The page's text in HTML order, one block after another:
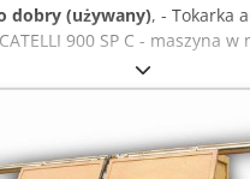
dobry (używany), - Tokarka
900 SP C - maszyna
- produkcji
- długość toczenia max.
200 mm - wymiar elementu
max. 110 x 110 mm - moc
silnika pompy 4.21 kW Dedog